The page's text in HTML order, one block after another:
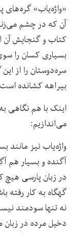
«واژه‌یاب» گره‌های
آن که در چشم
کتاب و گنجایش آن
بسیاری کسان را
سره‌دوستان را از
بیراهه کشانده
اینک با هم نگاهی
می‌اندازیم:
واژه‌یاب نیز مانند
آگنده و بسیار هم
در زبان پارسی هیچ
گهگاه به کار رفته
نه تنها سودمند
دخیل مرده در زبان